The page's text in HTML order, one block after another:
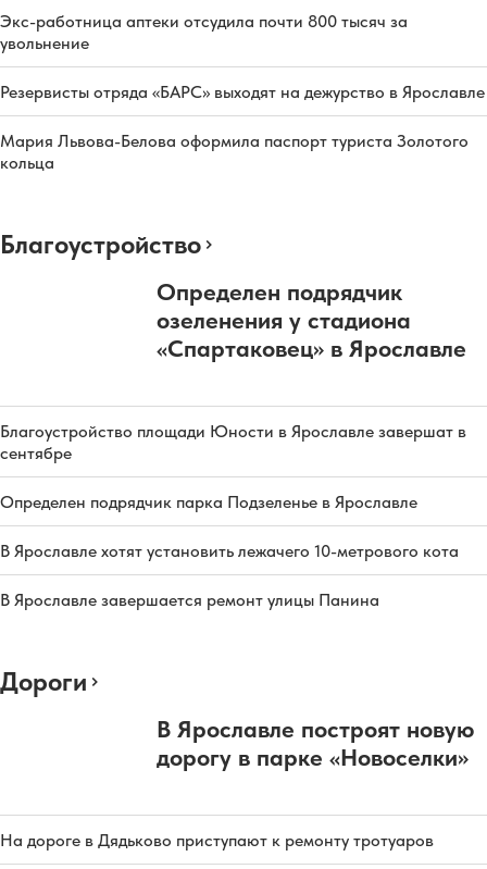
Экс-работница аптеки отсудила почти 800 тысяч за
увольнение
Резервисты отряда «БАРС» выходят на дежурство в Ярославле
Мария Львова-Белова оформила паспорт туриста Золотого
кольца
Благоустройство
Определен подрядчик
озеленения у стадиона
«Спартаковец» в Ярославле
Благоустройство площади Юности в Ярославле завершат в
сентябре
Определен подрядчик парка Подзеленье в Ярославле
В Ярославле хотят установить лежачего 10-метрового кота
В Ярославле завершается ремонт улицы Панина
Дороги
В Ярославле построят новую
дорогу в парке «Новоселки»
На дороге в Дядьково приступают к ремонту тротуаров